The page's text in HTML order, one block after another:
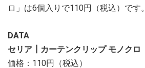
ロ」は6個入りで110円（税込）です。
DATA
セリア┃カーテンクリップ モノクロ
価格：110円（税込）